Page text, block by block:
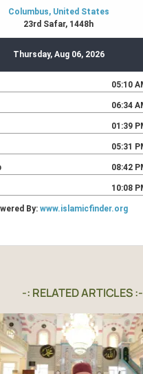
-: RELATED ARTICLES :-